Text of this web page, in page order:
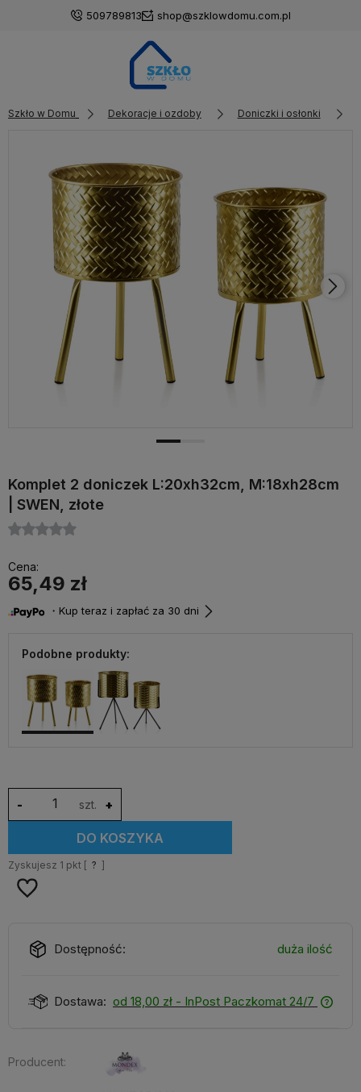
509789813 shop@szklowdomu.com.pl
Szkło w Domu Dekoracje i ozdoby Doniczki i osłonki
Komplet 2 doniczek L:20xh32cm, M:18xh28cm
| SWEN, złote
Cena:
65,49 zł
・Kup teraz i zapłać za 30 dni
Podobne produkty:
szt. +
-
DO KOSZYKA
Zyskujesz 1 pkt [ ? ]
Dostępność: duża ilość
Dostawa: od 18,00 zł - InPost Paczkomat 24/7
Producent: